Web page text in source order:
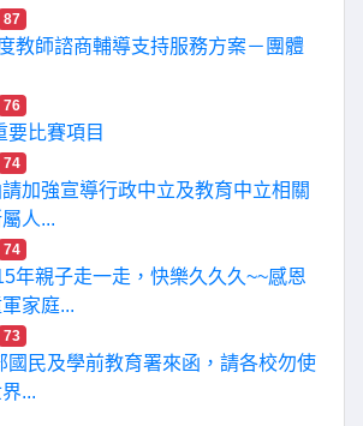
87
教師諮商輔導支持服務方案－團體
76
要比賽項目
74
加強宣導行政中立及教育中立相關
人...
74
年親子走一走，快樂久久久~~感恩
家庭...
73
國民及學前教育署來函，請各校勿使
...